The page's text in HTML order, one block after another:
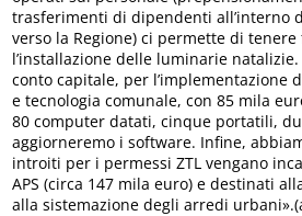
trasferimenti di dipendenti all’interno
verso la Regione) ci permette di
l’installazione delle luminarie
conto capitale, per l’implementazione
e tecnologia comunale, con 85 mila
80 computer datati, cinque portatili,
aggiorneremo i software. Infine,
introiti per i permessi ZTL vengano
APS (circa 147 mila euro) e destinati
alla sistemazione degli arredi